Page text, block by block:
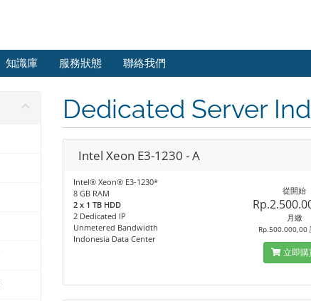
知識庫 服務狀態 聯絡我們
Dedicated Server
Intel Xeon E3-1230 - A
Intel® Xeon® E3-1230*
8 GB RAM
2 x 1 TB HDD
2 Dedicated IP
Unmetered Bandwidth
Indonesia Data Center
從開始
月繳
Rp.500.000,00
立即購